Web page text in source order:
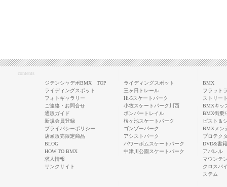
contents
ジテンシャデポBMX TOP
ライディングスポット
フォトギャラリー
ご連絡・お問合せ
通販ガイド
新規会員登録
プライバシーポリシー
店頭販売限定商品
BLOG
HOW TO BMX
求人情報
リンクサイト
ライディングスポット
三ヶ日トレール
Hi-5スケートパーク
小牧スケートパーク川西
ボンバートレイル
桜ヶ池スケートパーク
ゴンゾーパーク
アシストパーク
パワーボムスケートパーク
中津川公園スケートパーク
BMX
フラット
ストリー
BMXキッ
BMX街乗
ピスト＆
BMXメン
プロテク
DVD&書籍
アパレル
マウンテ
クロスバ
ステム